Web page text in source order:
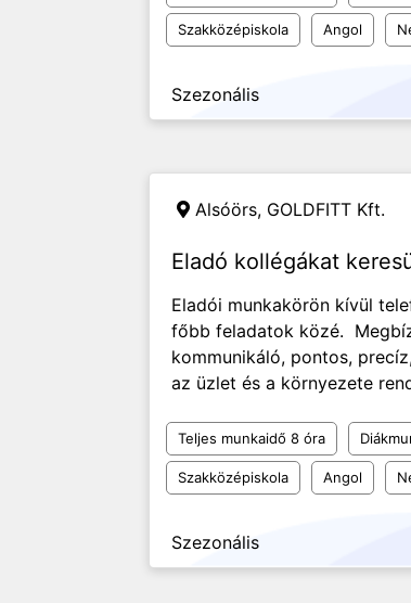
Szakközépiskola Angol
Szezonális
Alsóörs, GOLDFITT Kft.
Eladó kollégákat
Eladói munkakörön kívül
főbb feladatok közé.
kommunikáló, pontos,
az üzlet és a környezete
Teljes munkaidő 8 óra
Szakközépiskola Angol
Szezonális